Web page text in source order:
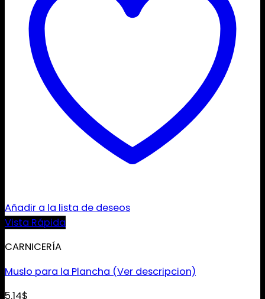
Añadir a la lista de deseos
Vista Rápida
CARNICERÍA
Muslo para la Plancha (Ver descripcion)
5.14$